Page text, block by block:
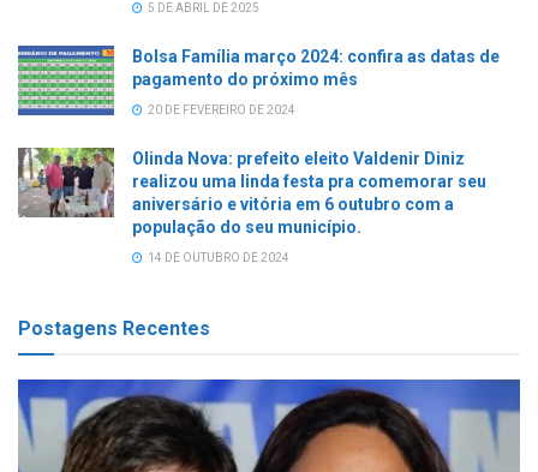
5 DE ABRIL DE 2025
Bolsa Família março 2024: confira as datas de
pagamento do próximo mês
20 DE FEVEREIRO DE 2024
Olinda Nova: prefeito eleito Valdenir Diniz
realizou uma linda festa pra comemorar seu
aniversário e vitória em 6 outubro com a
população do seu município.
14 DE OUTUBRO DE 2024
Postagens Recentes